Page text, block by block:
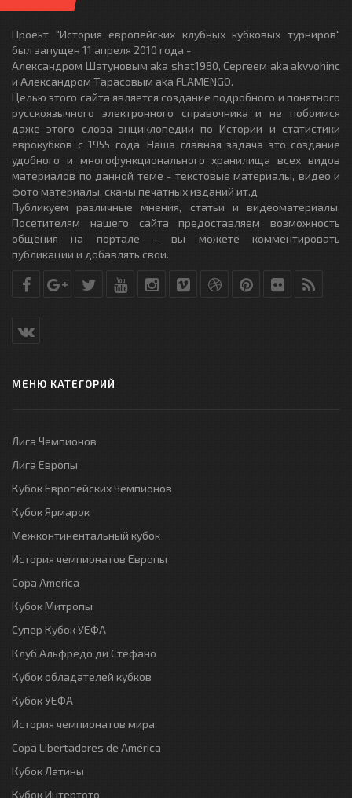
Проект "История европейских клубных кубковых турниров"
был запущен 11 апреля 2010 года -
Александром Шатуновым aka shat1980, Сергеем aka akvvohinc
и Александром Тарасовым aka FLAMENGO.
Целью этого сайта является создание подробного и понятного
русскоязычного электронного справочника и не побоимся
даже этого слова энциклопедии по Истории и статистики
еврокубков с 1955 года. Наша главная задача это создание
удобного и многофункционального хранилища всех видов
материалов по данной теме - текстовые материалы, видео и
фото материалы, сканы печатных изданий ит.д
Публикуем различные мнения, статьи и видеоматериалы.
Посетителям нашего сайта предоставляем возможность
общения на портале – вы можете комментировать
публикации и добавлять свои.
МЕНЮ КАТЕГОРИЙ
Лига Чемпионов
Лига Европы
Кубок Европейских Чемпионов
Кубок Ярмарок
Межконтинентальный кубок
История чемпионатов Европы
Copa America
Кубок Митропы
Супер Кубок УЕФА
Клуб Альфредо ди Стефано
Кубок обладателей кубков
Кубок УЕФА
История чемпионатов мира
Copa Libertadores de América
Кубок Латины
Кубок Интертото